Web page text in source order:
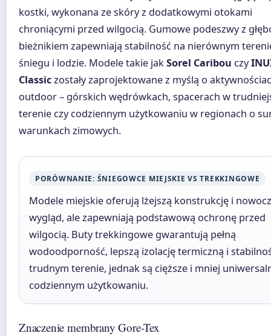
kostki, wykonana ze skóry z dodatkowymi otokami
chroniącymi przed wilgocią. Gumowe podeszwy z
bieżnikiem zapewniają stabilność na nierównym
śniegu i lodzie. Modele takie jakSorel Caribou czy
Classiczostały zaprojektowane z myślą o
outdoor – górskich wędrówkach, spacerach w
terenie czy codziennym użytkowaniu w regionach o
warunkach zimowych.
PORÓWNANIE: ŚNIEGOWCE MIEJSKIE VS TREKKINGOWE
Modele miejskie oferują lżejszą konstrukcję i
wygląd, ale zapewniają podstawową ochronę przed
wilgocią. Buty trekkingowe gwarantują pełną
wodoodporność, lepszą izolację termiczną i
trudnym terenie, jednak są cięższe i mniej
codziennym użytkowaniu.
Znaczenie membrany Gore-Tex